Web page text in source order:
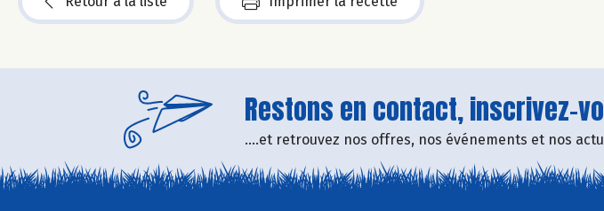
Restons en contact, inscrivez-
....et retrouvez nos offres, nos événements et nos